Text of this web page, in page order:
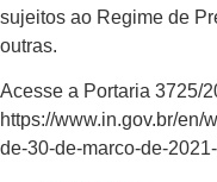
sujeitos ao Regime de
outras.
Acesse a Portaria 3725/
https://www.in.gov.br/en/
de-30-de-marco-de-